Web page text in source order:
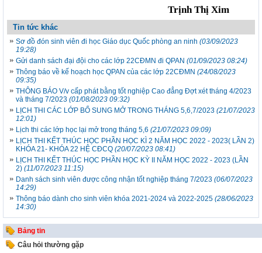
Trịnh Thị Xim
Tin tức khác
Sơ đồ đón sinh viên đi học Giáo dục Quốc phòng an ninh (03/09/2023
19:28)
Gửi danh sách đại đội cho các lớp 22CĐMN đi QPAN (01/09/2023 08:24)
Thông báo về kế hoạch học QPAN của các lớp 22CĐMN (24/08/2023
09:35)
THÔNG BÁO V/v cấp phát bằng tốt nghiệp Cao đẳng Đợt xét tháng 4/2023
và tháng 7/2023 (01/08/2023 09:32)
LỊCH THI CÁC LỚP BỔ SUNG MỞ TRONG THÁNG 5,6,7/2023 (21/07/2023
12:01)
Lịch thi các lớp học lại mở trong tháng 5,6 (21/07/2023 09:09)
LỊCH THI KẾT THÚC HỌC PHẦN HỌC KÌ 2 NĂM HỌC 2022 - 2023( LẦN 2)
KHÓA 21- KHÓA 22 HỆ CĐCQ (20/07/2023 08:41)
LỊCH THI KẾT THÚC HỌC PHẦN HỌC KỲ II NĂM HỌC 2022 - 2023 (LẦN
2) (11/07/2023 11:15)
Danh sách sinh viên được công nhận tốt nghiệp tháng 7/2023 (06/07/2023
14:29)
Thông báo dành cho sinh viên khóa 2021-2024 và 2022-2025 (28/06/2023
14:30)
Bảng tin
Câu hỏi thường gặp